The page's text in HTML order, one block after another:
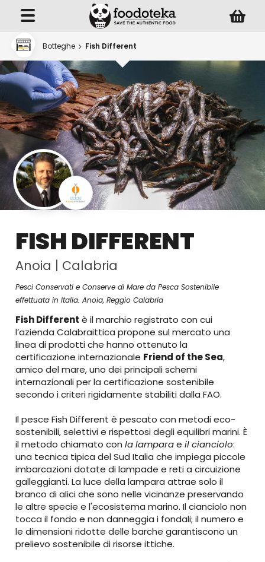
Botteghe Fish Different
FISH DIFFERENT
Anoia | Calabria
Pesci Conservati e Conserve di Mare da Pesca Sostenibile
effettuata in Italia. Anoia, Reggio Calabria
Fish Different è il marchio registrato con cui
l’azienda Calabraittica propone sul mercato una
linea di prodotti che hanno ottenuto la
certificazione internazionale Friend of the Sea,
amico del mare, uno dei principali schemi
internazionali per la certificazione sostenibile
secondo i criteri rigidamente stabiliti dalla FAO.
Il pesce Fish Different è pescato con metodi eco-
sostenibili, selettivi e rispettosi degli equilibri marini. È
il metodo chiamato conla lamparaeil cianciolo:
una tecnica tipica del Sud Italia che impiega piccole
imbarcazioni dotate di lampade e reti a circuizione
galleggianti. La luce della lampara attrae solo il
branco di alici che sono nelle vicinanze preservando
le altre specie e l'ecosistema marino. Il cianciolo non
tocca il fondo e non danneggia i fondali; il numero e
le dimensioni ridotte delle barche garantiscono un
prelievo sostenibile di risorse ittiche.